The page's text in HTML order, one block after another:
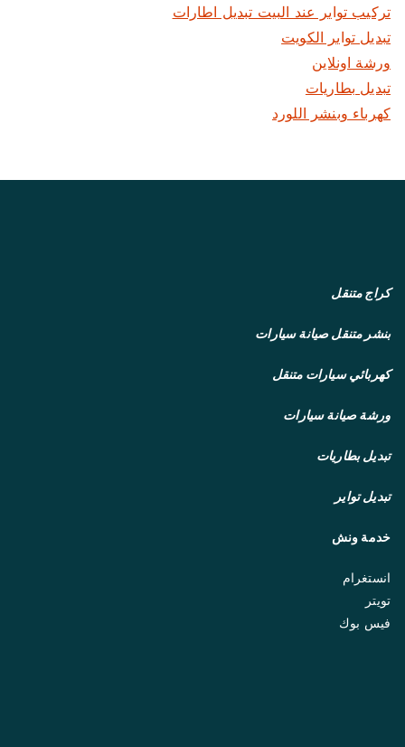
تركيب تواير عند البيت تبديل اطارات
تبديل تواير الكويت
ورشة اونلاين
تبديل بطاريات
كهرباء وبنشر اللورد
كراج متنقل
بنشر متنقلصيانة سيارات
كهربائي سيارات متنقل
ورشة صيانة سيارات
تبديل بطاريات
تبديل تواير
خدمة ونش
انستغرام
تويتر
فيس بوك